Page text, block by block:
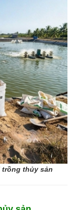
trồng thủy sản